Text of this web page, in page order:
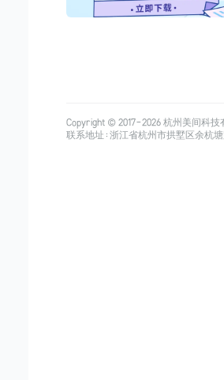
Copyright © 2017-2026杭州美间科技
联系地址：浙江省杭州市拱墅区余杭